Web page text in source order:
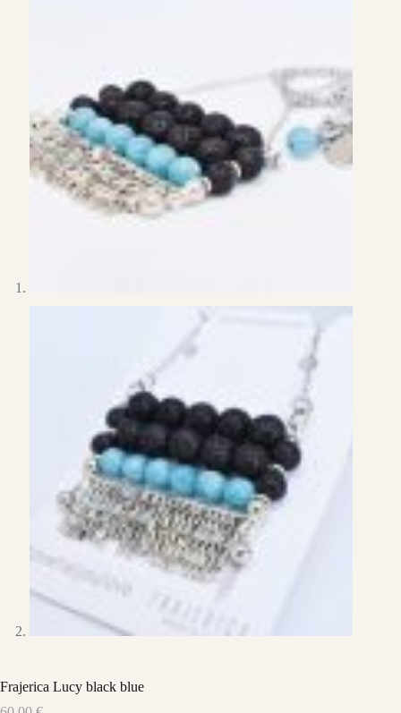
Frajerica Lucy black blue